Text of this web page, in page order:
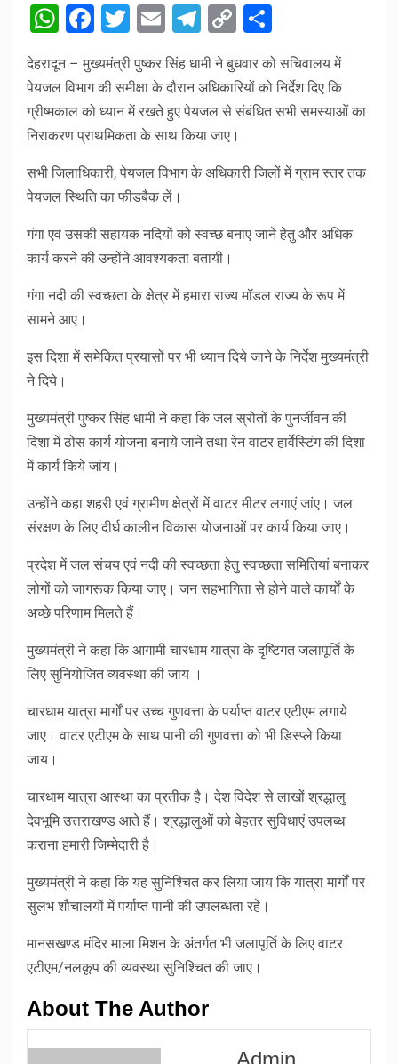
WhatsApp
Facebook
Twitter
EmailTelegram
Copy
Link
देहरादून – मुख्यमंत्री पुष्कर सिंह धामी ने बुधवार को सचिवालय में
पेयजल विभाग की समीक्षा के दौरान अधिकारियों को निर्देश दिए कि
ग्रीष्मकाल को ध्यान में रखते हुए पेयजल से संबंधित सभी समस्याओं का
निराकरण प्राथमिकता के साथ किया जाए।
सभी जिलाधिकारी, पेयजल विभाग के अधिकारी जिलों में ग्राम स्तर तक
पेयजल स्थिति का फीडबैक लें।
गंगा एवं उसकी सहायक नदियों को स्वच्छ बनाए जाने हेतु और अधिक
कार्य करने की उन्होंने आवश्यकता बतायी।
गंगा नदी की स्वच्छता के क्षेत्र में हमारा राज्य मॉडल राज्य के रूप में
सामने आए।
इस दिशा में समेकित प्रयासों पर भी ध्यान दिये जाने के निर्देश मुख्यमंत्री
ने दिये।
मुख्यमंत्री पुष्कर सिंह धामी ने कहा कि जल स्रोतों के पुनर्जीवन की
दिशा में ठोस कार्य योजना बनाये जाने तथा रेन वाटर हार्वेस्टिंग की दिशा
में कार्य किये जांय।
उन्होंने कहा शहरी एवं ग्रामीण क्षेत्रों में वाटर मीटर लगाएं जांए। जल
संरक्षण के लिए दीर्घ कालीन विकास योजनाओं पर कार्य किया जाए।
प्रदेश में जल संचय एवं नदी की स्वच्छता हेतु स्वच्छता समितियां बनाकर
लोगों को जागरूक किया जाए। जन सहभागिता से होने वाले कार्यों के
अच्छे परिणाम मिलते हैं।
मुख्यमंत्री ने कहा कि आगामी चारधाम यात्रा के दृष्टिगत जलापूर्ति के
लिए सुनियोजित व्यवस्था की जाय ।
चारधाम यात्रा मार्गों पर उच्च गुणवत्ता के पर्याप्त वाटर एटीएम लगाये
जाए। वाटर एटीएम के साथ पानी की गुणवत्ता को भी डिस्प्ले किया
जाय।
चारधाम यात्रा आस्था का प्रतीक है। देश विदेश से लाखों श्रद्धालु
देवभूमि उत्तराखण्ड आते हैं। श्रद्धालुओं को बेहतर सुविधाएं उपलब्ध
कराना हमारी जिम्मेदारी है।
मुख्यमंत्री ने कहा कि यह सुनिश्चित कर लिया जाय कि यात्रा मार्गों पर
सुलभ शौचालयों में पर्याप्त पानी की उपलब्धता रहे।
मानसखण्ड मंदिर माला मिशन के अंतर्गत भी जलापूर्ति के लिए वाटर
एटीएम/नलकूप की व्यवस्था सुनिश्चित की जाए।
About The Author
Admin